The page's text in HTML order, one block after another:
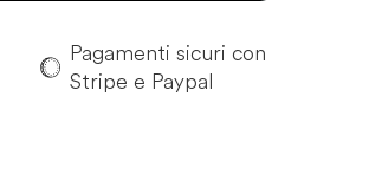
Pagamenti sicuri con
Stripe e Paypal